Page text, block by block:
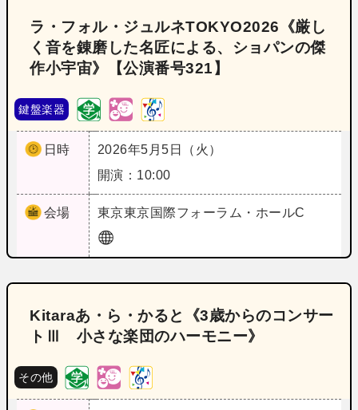
ラ・フォル・ジュルネTOKYO2026《厳し
く音を錬磨した名匠による、ショパンの傑
作小宇宙》【公演番号321】
鍵盤楽器
日時
2026年5月5日（火）
開演：10:00
会場 東京東京国際フォーラム・ホールC
Kitaraあ・ら・かると《3歳からのコンサー
トⅢ 小さな楽団のハーモニー》
その他